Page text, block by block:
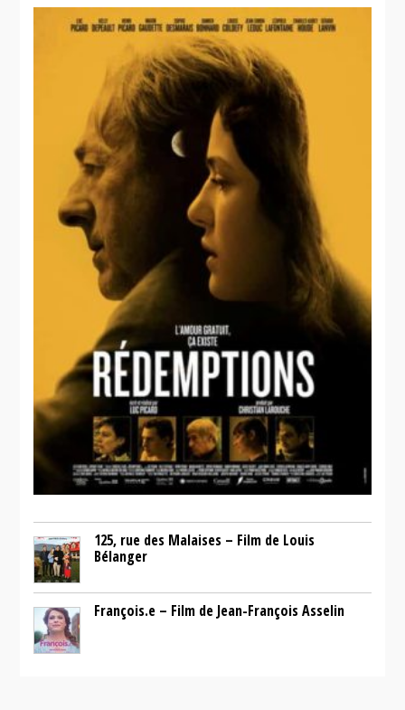
125, rue des Malaises – Film de Louis
Bélanger
François.e – Film de Jean-François Asselin